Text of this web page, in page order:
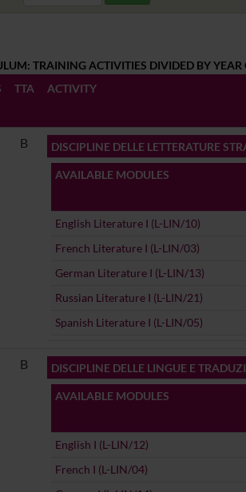
TRAINING ACTIVITIES DIVIDED BY
TTA ACTIVITY
B DISCIPLINE DELLE LETTERATURE
AVAILABLE MODULES
English Literature I (L-LIN/10)
French Literature I (L-LIN/03)
German Literature I (L-LIN/13)
Russian Literature I (L-LIN/21)
Spanish Literature I (L-LIN/05)
B DISCIPLINE DELLE LINGUE E
AVAILABLE MODULES
English I (L-LIN/12)
French I (L-LIN/04)